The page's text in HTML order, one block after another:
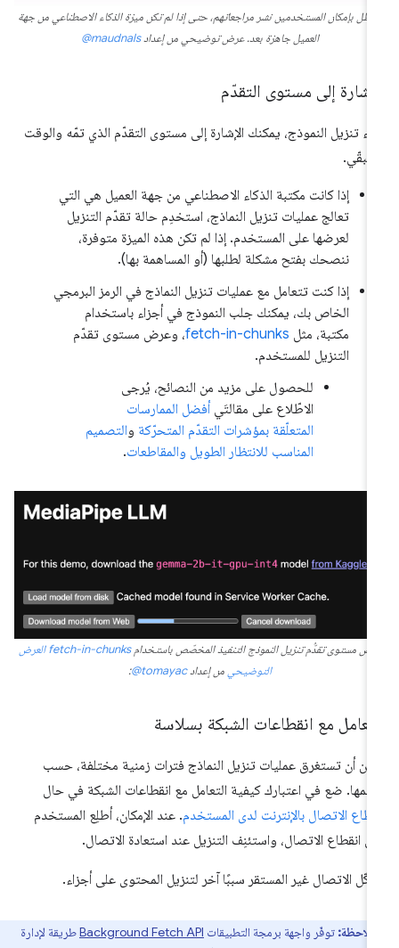
بإمكان المستخدمين نشر مراجعاتهم، حتى إذا لم تكن ميزة الذكاء الاصطناعي من جهة
العميل جاهزة بعد. عرض توضيحي من إعداد‎@maudnals
إلى مستوى التقدّم
تنزيل النموذج، يمكنك الإشارة إلى مستوى التقدّم الذي تمّه والوقت
إذا كانت مكتبة الذكاء الاصطناعي من جهة العميل هي التي
تعالج عمليات تنزيل النماذج، استخدِم حالة تقدّم التنزيل
لعرضها على المستخدم. إذا لم تكن هذه الميزة متوفرة،
ننصحك بفتح مشكلة لطلبها (أو المساهمة بها).
إذا كنت تتعامل مع عمليات تنزيل النماذج في الرمز البرمجي
الخاص بك، يمكنك جلب النموذج في أجزاء باستخدام
مكتبة، مثلfetch-in-chunks، وعرض مستوى تقدّم
التنزيل للمستخدم.
للحصول على مزيد من النصائح، يُرجى
الاطّلاع على مقالتَيأفضل الممارسات
المتعلّقة بمؤشرات التقدّم المتحرّكةوالتصميم
المناسب للانتظار الطويل والمقاطعات.
مستوى تقدُّم تنزيل النموذج التنفيذ المخصّص باستخدامfetch-in-chunksالعرض
التوضيحيمن إعداد‎@tomayac
:
مع انقطاعات الشبكة بسلاسة
أن تستغرق عمليات تنزيل النماذج فترات زمنية مختلفة، حسب
ضع في اعتبارك كيفية التعامل مع انقطاعات الشبكة في حال
الاتصال بالإنترنت لدى المستخدم. عند الإمكان، أطلِع المستخدم
انقطاع الاتصال، واستئنِف التنزيل عند استعادة الاتصال.
الاتصال غير المستقر سببًا آخر لتنزيل المحتوى على أجزاء.
ملاحظة:توفّر واجهة برمجة التطبيقاتBackground Fetch APIطريقة لإدارة